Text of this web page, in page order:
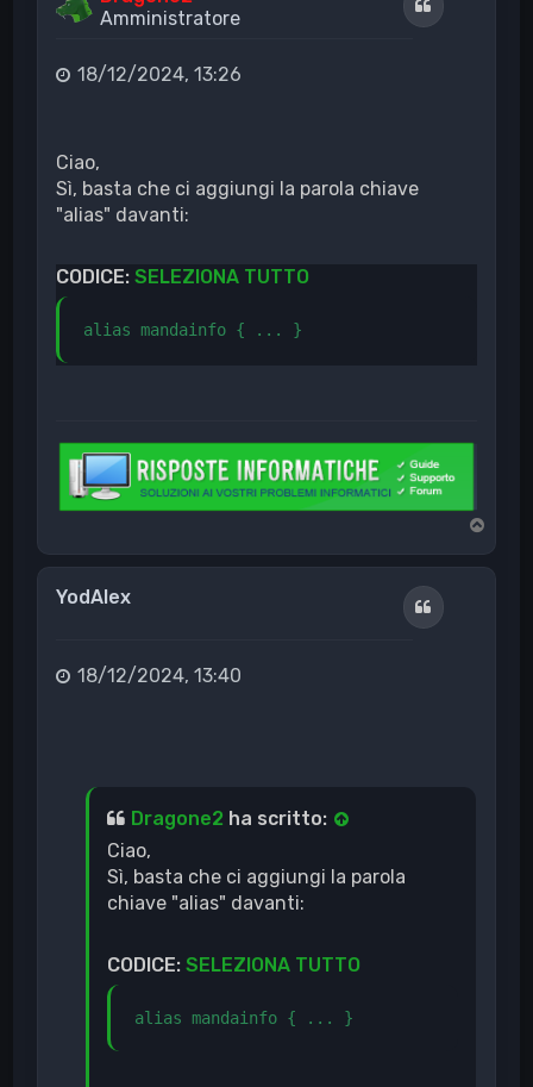
Amministratore
Cita
18/12/2024, 13:26
Ciao,
Sì, basta che ci aggiungi la parola chiave
"alias" davanti:
CODICE:SELEZIONA TUTTO
alias mandainfo { ... }
o
p
YodAlex
Cita
18/12/2024, 13:40
Dragone2 ha scritto:
Ciao,
Sì, basta che ci aggiungi la parola
chiave "alias" davanti:
CODICE:SELEZIONA TUTTO
alias mandainfo { ... }